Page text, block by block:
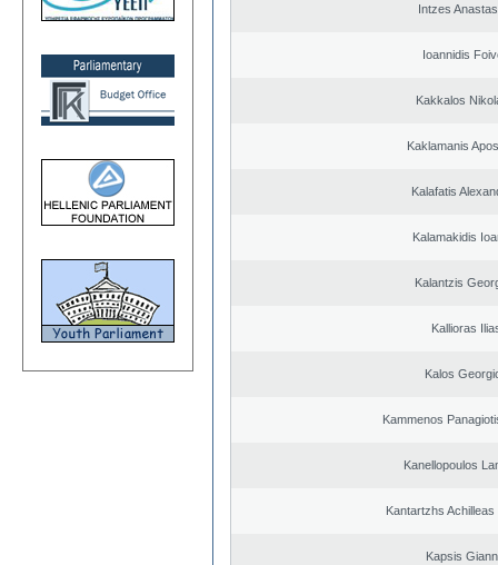
Intzes
Ioannidis
Kakkalos
Kaklamanis
Kalafatis
Kalamakidis
Kalantzis
Kallioras
Kalos
Kammenos
Kanellopoulos
Kantartzhs Achilleas
Kapsis